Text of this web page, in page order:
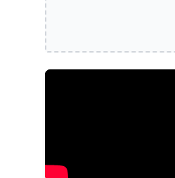
'We assumed the